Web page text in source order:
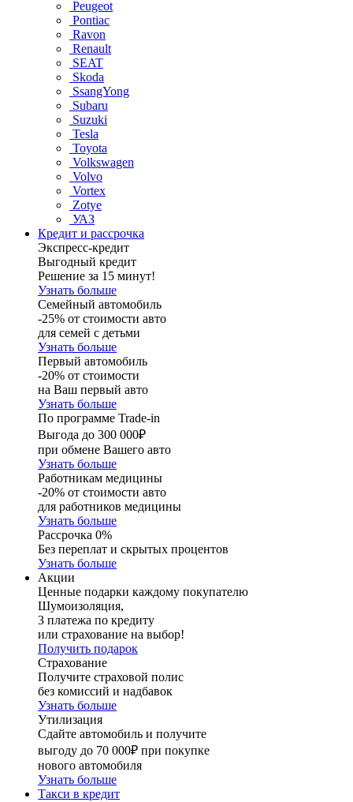
Peugeot
Pontiac
Ravon
Renault
SEAT
Skoda
SsangYong
Subaru
Suzuki
Tesla
Toyota
Volkswagen
Volvo
Vortex
Zotye
УАЗ
Кредит и рассрочка
Экспресс-кредит
Выгодный кредит
Решение за 15 минут!
Узнать больше
Семейный автомобиль
-25% от стоимости авто
для семей с детьми
Узнать больше
Первый автомобиль
-20% от стоимости
на Ваш первый авто
Узнать больше
По программе Trade-in
Выгода до 300 000₽
при обмене Вашего авто
Узнать больше
Работникам медицины
-20% от стоимости авто
для работников медицины
Узнать больше
Рассрочка 0%
Без переплат и скрытых процентов
Узнать больше
Акции
Ценные подарки каждому покупателю
Шумоизоляция,
3 платежа по кредиту
или страхование на выбор!
Получить подарок
Страхование
Получите страховой полис
без комиссий и надбавок
Узнать больше
Утилизация
Сдайте автомобиль и получите
выгоду до 70 000₽ при покупке
нового автомобиля
Узнать больше
Такси в кредит